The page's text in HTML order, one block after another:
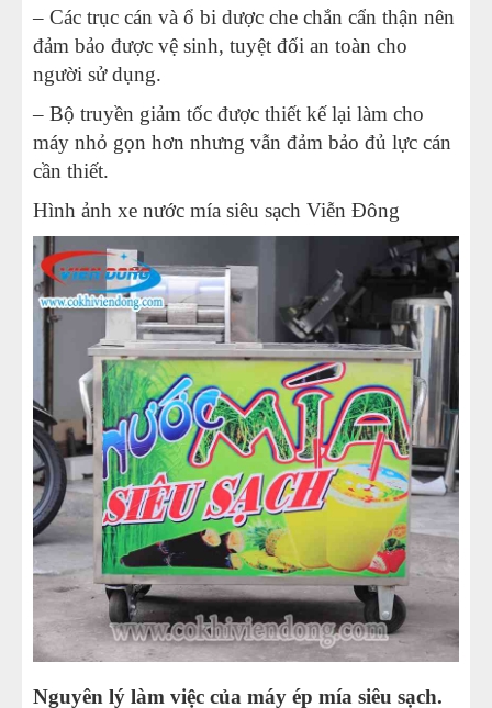
– Các trục cán và ổ bi dược che chắn cẩn thận nên
đảm bảo được vệ sinh, tuyệt đối an toàn cho
người sử dụng.
– Bộ truyền giảm tốc được thiết kế lại làm cho
máy nhỏ gọn hơn nhưng vẫn đảm bảo đủ lực cán
cần thiết.
Hình ảnh xe nước mía siêu sạch Viễn Đông
Nguyên lý làm việc của máy ép mía siêu sạch.